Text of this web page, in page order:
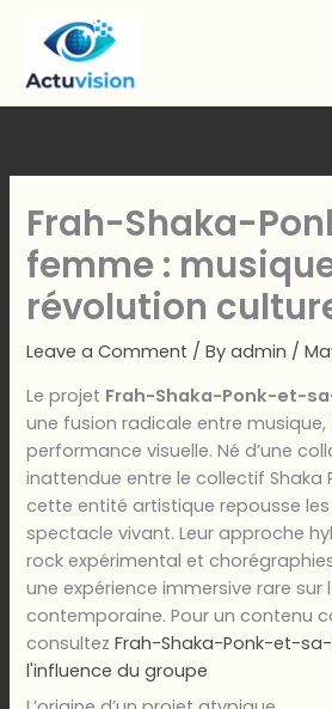
content
Frah-Shaka-
femme :
révolution
Leave a Comment / Byadmin /
Le projet Frah-Shaka-Ponk-et-
une fusion radicale entre
performance visuelle. Né d’une
inattendue entre le collectif Shaka
cette entité artistique repousse
spectacle vivant. Leur approche
rock expérimental et
une expérience immersive rare sur
contemporaine. Pour un contenu
consultezFrah-Shaka-Ponk-et-
l'influence du groupe